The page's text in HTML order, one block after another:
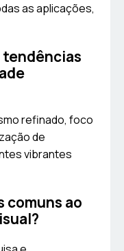
as aplicações,
tendências
refinado, foco
de
vibrantes
comuns ao